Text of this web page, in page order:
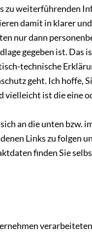
zu weiterführenden
damit in klarer
nur dann
gegeben ist. Das
technische
geht. Ich hoffe,
ist die eine
an die unten bzw.
Links zu folgen
finden Sie
verarbeiteten